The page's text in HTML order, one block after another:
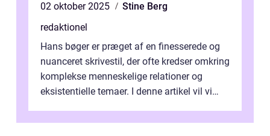
02 oktober 2025
Stine Berg
redaktionel
Hans bøger er præget af en finesserede og
nuanceret skrivestil, der ofte kredser omkring
komplekse menneskelige relationer og
eksistentielle temaer. I denne artikel vil vi